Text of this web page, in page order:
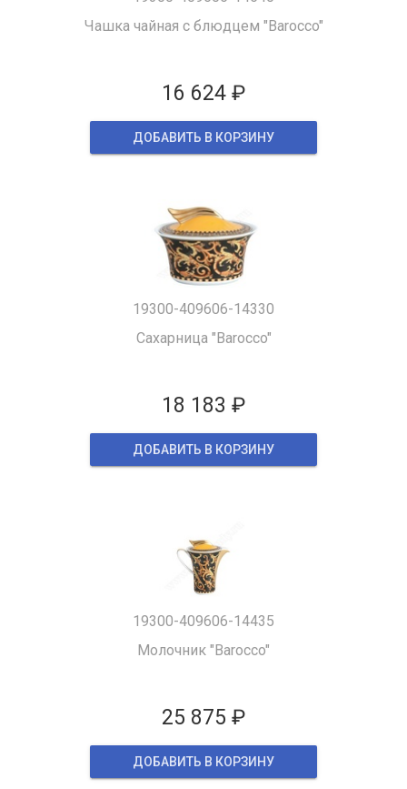
Чашка чайная с блюдцем "Barocco"
16 624 ₽
ДОБАВИТЬ В КОРЗИНУ
19300-409606-14330
Сахарница "Barocco"
18 183 ₽
ДОБАВИТЬ В КОРЗИНУ
19300-409606-14435
Молочник "Barocco"
25 875 ₽
ДОБАВИТЬ В КОРЗИНУ